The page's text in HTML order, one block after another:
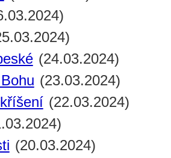
(24.03.2024)
(23.03.2024)
(22.03.2024)
(20.03.2024)